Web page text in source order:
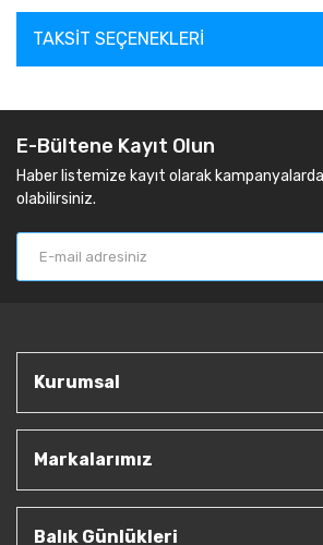
TAKSIT SEÇENEKLERI
E-Bültene Kayıt Olun
Haber listemize kayıt olarak
olabilirsiniz.
Kurumsal
Markalarımız
Balık Günlükleri